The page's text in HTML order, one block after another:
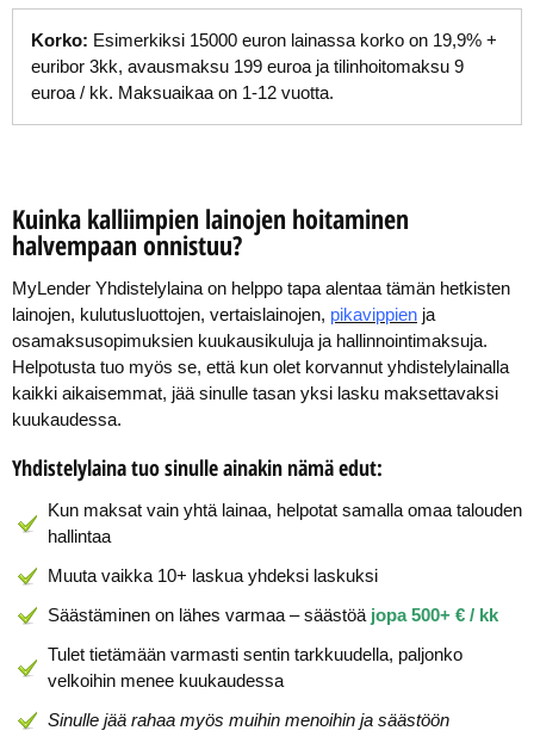
Korko: Esimerkiksi 15000 euron lainassa korko on 19,9% +
euribor 3kk, avausmaksu 199 euroa ja tilinhoitomaksu 9
euroa / kk. Maksuaikaa on 1-12 vuotta.
Kuinka kalliimpien lainojen hoitaminen
halvempaan onnistuu?
MyLender Yhdistelylaina on helppo tapa alentaa tämän hetkisten
lainojen, kulutusluottojen, vertaislainojen, pikavippien ja
osamaksusopimuksien kuukausikuluja ja hallinnointimaksuja.
Helpotusta tuo myös se, että kun olet korvannut yhdistelylainalla
kaikki aikaisemmat, jää sinulle tasan yksi lasku maksettavaksi
kuukaudessa.
Yhdistelylaina tuo sinulle ainakin nämä edut:
Kun maksat vain yhtä lainaa, helpotat samalla omaa talouden
hallintaa
Muuta vaikka 10+ laskua yhdeksi laskuksi
Säästäminen on lähes varmaa – säästöä jopa 500+ € / kk
Tulet tietämään varmasti sentin tarkkuudella, paljonko
velkoihin menee kuukaudessa
Sinulle jää rahaa myös muihin menoihin ja säästöön